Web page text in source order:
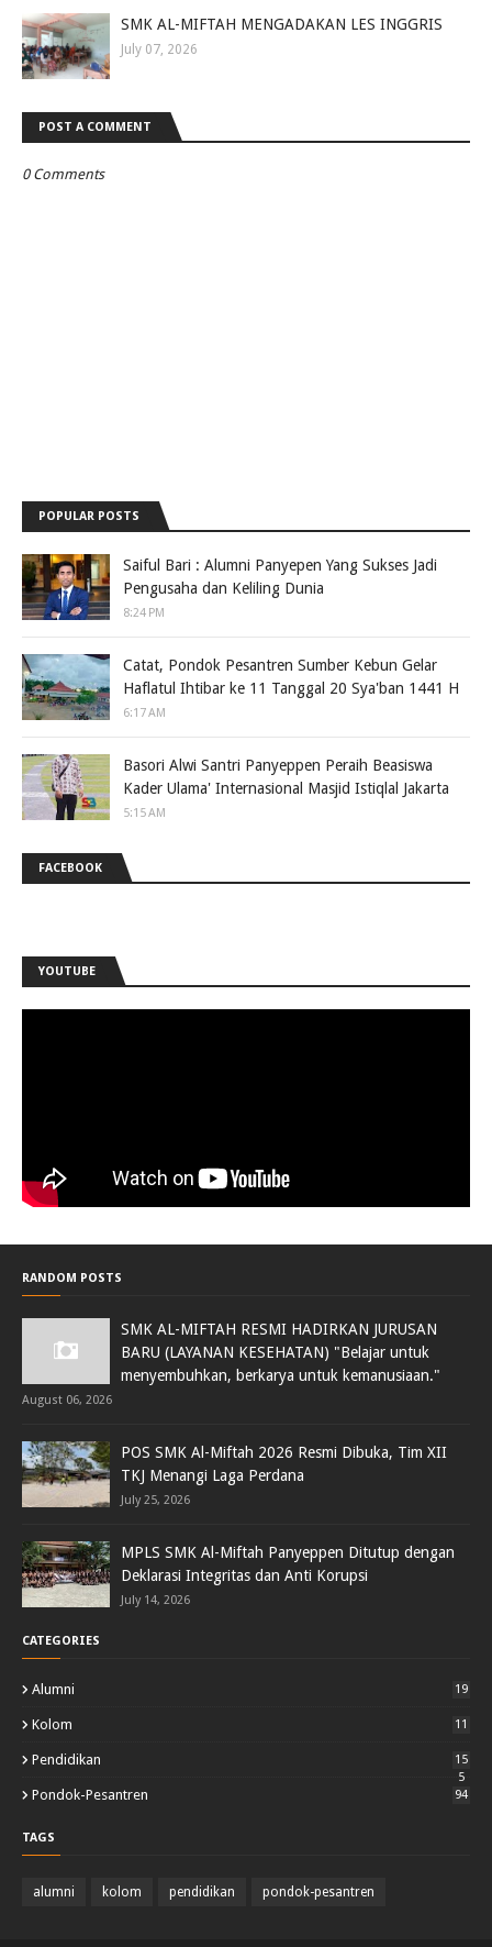
SMK AL-MIFTAH MENGADAKAN LES INGGRIS
July 07, 2026
POST A COMMENT
0 Comments
POPULAR POSTS
Saiful Bari : Alumni Panyepen Yang Sukses Jadi
Pengusaha dan Keliling Dunia
8:24 PM
Catat, Pondok Pesantren Sumber Kebun Gelar
Haflatul Ihtibar ke 11 Tanggal 20 Sya'ban 1441 H
6:17 AM
Basori Alwi Santri Panyeppen Peraih Beasiswa
Kader Ulama' Internasional Masjid Istiqlal Jakarta
5:15 AM
FACEBOOK
YOUTUBE
RANDOM POSTS
SMK AL-MIFTAH RESMI HADIRKAN JURUSAN
BARU (LAYANAN KESEHATAN) "Belajar untuk
menyembuhkan, berkarya untuk kemanusiaan."
August 06, 2026
POS SMK Al-Miftah 2026 Resmi Dibuka, Tim XII
TKJ Menangi Laga Perdana
July 25, 2026
MPLS SMK Al-Miftah Panyeppen Ditutup dengan
Deklarasi Integritas dan Anti Korupsi
July 14, 2026
CATEGORIES
Alumni 19
Kolom 11
Pendidikan
15
5
Pondok-Pesantren 94
TAGS
alumni kolom pendidikan pondok-pesantren